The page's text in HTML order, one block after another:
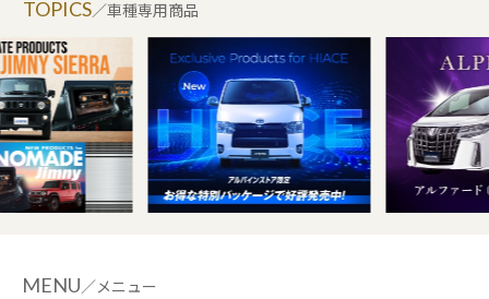
／車種専用商品
MENU／メニュー